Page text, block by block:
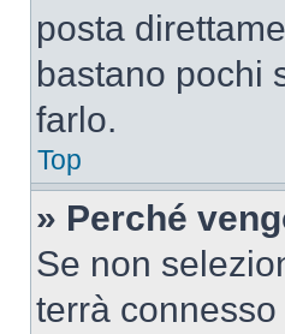
posta
bastano pochi
farlo.
Top
» Perché
Se non
terrà